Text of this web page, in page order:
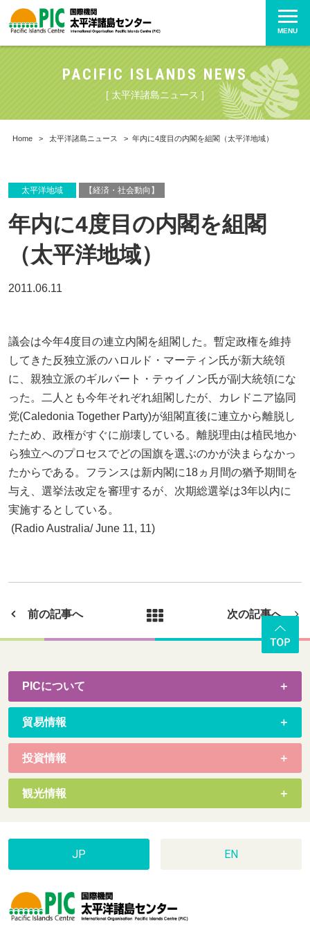
MENU
PACIFIC ISLANDS NEWS
[ 太平洋諸島ニュース ]
Home > 太平洋諸島ニュース > 年内に4度目の内閣を組閣（太平洋地域）
太平洋地域 【経済・社会動向】
年内に4度目の内閣を組閣
（太平洋地域）
2011.06.11
議会は今年4度目の連立内閣を組閣した。暫定政権を維持
してきた反独立派のハロルド・マーティン氏が新大統領
に、親独立派のギルバート・テゥイノン氏が副大統領にな
った。二人とも今年それぞれ組閣したが、カレドニア協同
党(Caledonia Together Party)が組閣直後に連立から離脱し
たため、政権がすぐに崩壊している。離脱理由は植民地か
ら独立へのプロセスでどの国旗を選ぶのかが決まらなかっ
たからである。フランスは新内閣に18ヵ月間の猶予期間を
与え、選挙法改定を審理するが、次期総選挙は3年以内に
実施するとしている。
(Radio Australia/ June 11, 11)
前の記事へ 次の記事へ
PICについて
貿易情報
投資情報
観光情報
JP EN